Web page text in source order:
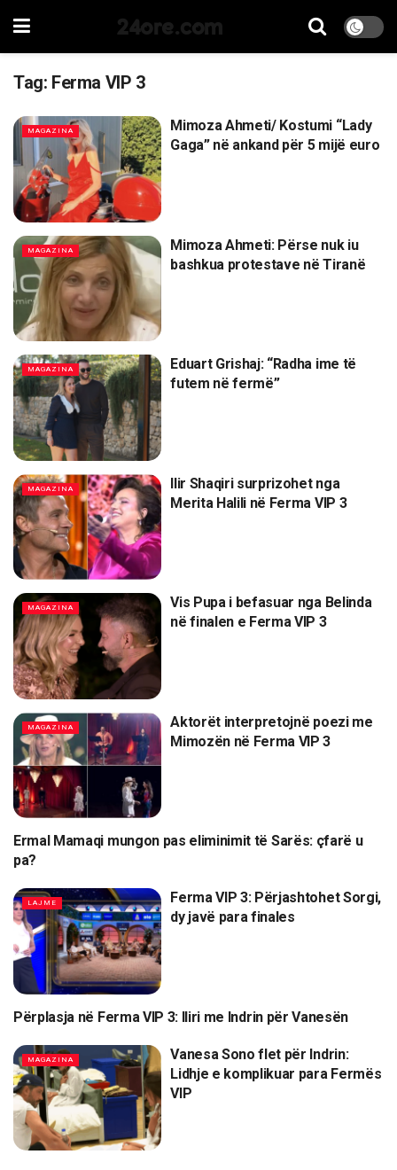
24ore.com
Tag: Ferma VIP 3
MAGAZINA
Mimoza Ahmeti/ Kostumi “Lady
Gaga” në ankand për 5 mijë euro
MAGAZINA
Mimoza Ahmeti: Përse nuk iu
bashkua protestave në Tiranë
MAGAZINA
Eduart Grishaj: “Radha ime të
futem në fermë”
MAGAZINA
Ilir Shaqiri surprizohet nga
Merita Halili në Ferma VIP 3
MAGAZINA
Vis Pupa i befasuar nga Belinda
në finalen e Ferma VIP 3
MAGAZINA
Aktorët interpretojnë poezi me
Mimozën në Ferma VIP 3
MAGAZINA
Ermal Mamaqi mungon pas eliminimit të Sarës: çfarë u
pa?
LAJME
Ferma VIP 3: Përjashtohet Sorgi,
dy javë para finales
LAJME
Përplasja në Ferma VIP 3: Iliri me Indrin për Vanesën
MAGAZINA
Vanesa Sono flet për Indrin:
Lidhje e komplikuar para Fermës
VIP